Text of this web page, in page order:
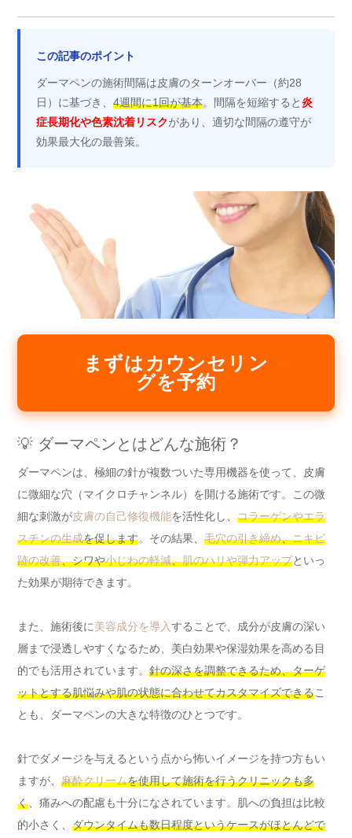
この記事のポイント
ダーマペンの施術間隔は皮膚のターンオーバー（約28
日）に基づき、 4週間に1回が基本。間隔を短縮すると炎
症長期化や色素沈着リスクがあり、適切な間隔の遵守が
効果最大化の最善策。
まずはカウンセリン
グを予約
💡 ダーマペンとはどんな施術？
ダーマペンは、極細の針が複数ついた専用機器を使って、皮膚
に微細な穴（マイクロチャンネル）を開ける施術です。この微
細な刺激が皮膚の自己修復機能を活性化し、 コラーゲンやエラ
スチンの生成を促します。その結果、 毛穴の引き締め、ニキビ
跡の改善、シワや小じわの軽減、肌のハリや弾力アップといっ
た効果が期待できます。
また、施術後に美容成分を導入することで、成分が皮膚の深い
層まで浸透しやすくなるため、美白効果や保湿効果を高める目
的でも活用されています。 針の深さを調整できるため、ターゲ
ットとする肌悩みや肌の状態に合わせてカスタマイズできるこ
とも、ダーマペンの大きな特徴のひとつです。
針でダメージを与えるという点から怖いイメージを持つ方もい
ますが、 麻酔クリームを使用して施術を行うクリニックも多
く 、痛みへの配慮も十分になされています。肌への負担は比較
的小さく、 ダウンタイムも数日程度というケースがほとんどで